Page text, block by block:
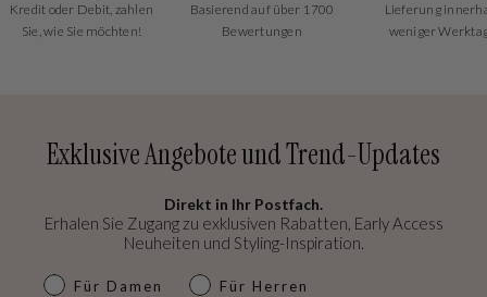
Kredit oder Debit, zahlen
Sie, wie Sie möchten!
Basierend auf über 1700
Bewertungen
Lieferung
weniger
Exklusive Angebote und Trend-Updates
Direkt in Ihr Postfach.
Erhalen Sie Zugang zu exklusiven Rabatten, Early Access
Neuheiten und Styling-Inspiration.
dames & heren
Für Damen Für Herren